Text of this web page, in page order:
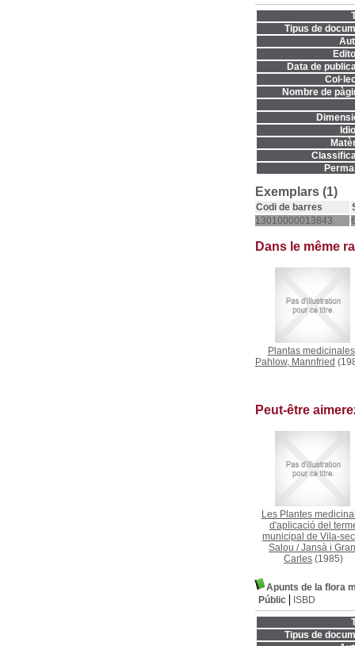
Tipus de
Data de
Nombre de
Exemplars (1)
Codi de barres
13010000013843
Dans le même
Plantas medicinales
Pahlow, Mannfried
Peut-être
Les Plantes
d'aplicació del
municipal de Vila-
Salou /Jansà i
Carles (1985)
Apunts de la flora
Públic
ISBD
Tipus de